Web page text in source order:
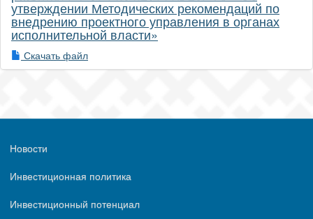
утверждении Методических рекомендаций по
внедрению проектного управления в органах
исполнительной власти»
Скачать файл
Новости
Инвестиционная политика
Инвестиционный потенциал